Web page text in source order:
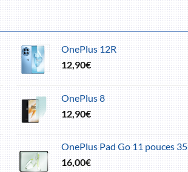
OnePlus 12R
12,90€
OnePlus 8
12,90€
OnePlus Pad Go 11 pouces 35
16,00€